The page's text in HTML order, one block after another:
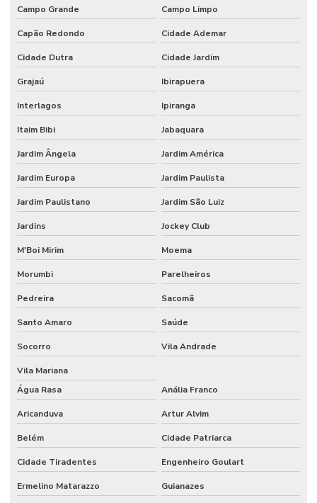
Equipamentos de laboratório de química banho maria
Espátula para laboratório
Espátula para laboratório de química
Estufa de secagem digital
Estufa de secagem digital para laboratório
Estufa de secagem para laboratório
Fábrica de vidraria para laboratório
Fabricante de vidrarias para laboratório
Filtro de seringa
Filtro de ventilação
Fornecedor de vidraria para laboratório
Fornecedores de materiais para laboratório
Forno para laboratório
Forno mufla
Forno mufla preço
Frasco bod
Frasco Erlenmeyer graduado
Campo Grande Campo Limpo
Capão Redondo Cidade Ademar
Cidade Dutra Cidade Jardim
Grajaú Ibirapuera
Interlagos Ipiranga
Itaim Bibi Jabaquara
Jardim Ângela Jardim América
Jardim Europa Jardim Paulista
Jardim Paulistano Jardim São Luiz
Jardins Jockey Club
M'Boi Mirim Moema
Morumbi Parelheiros
Pedreira Sacomã
Santo Amaro Saúde
Socorro Vila Andrade
Vila Mariana
Água Rasa
Anália Franco
Aricanduva Artur Alvim
Belém Cidade Patriarca
Cidade Tiradentes Engenheiro Goulart
Ermelino Matarazzo Guianazes